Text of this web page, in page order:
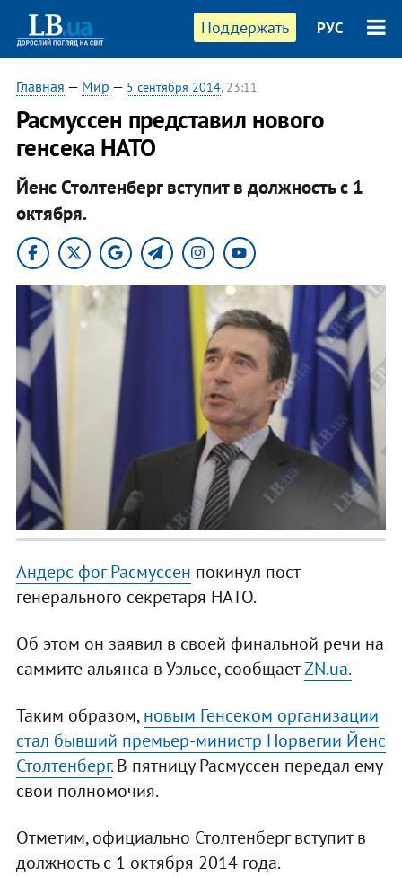
Поддержать РУС
Главная — Мир — 5 сентября 2014, 23:11
Расмуссен представил нового
генсека НАТО
Йенс Столтенберг вступит в должность с 1
октября.
Андерс фог Расмуссен покинул пост
генерального секретаря НАТО.
Об этом он заявил в своей финальной речи на
саммите альянса в Уэльсе, сообщаетZN.ua.
Таким образом,новым Генсеком организации
стал бывший премьер-министр Норвегии Йенс
Столтенберг.В пятницу Расмуссен передал ему
свои полномочия.
Отметим, официально Столтенберг вступит в
должность с 1 октября 2014 года.